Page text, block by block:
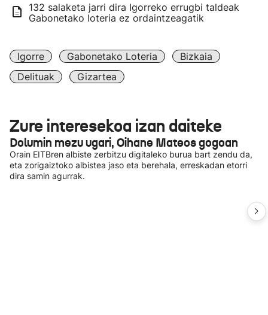
132 salaketa jarri dira Igorreko errugbi taldeak
Gabonetako loteria ez ordaintzeagatik
Igorre Gabonetako Loteria
Bizkaia
Delituak
Gizartea
Zure interesekoa izan daiteke
Dolumin mezu ugari, Oihane Mateos gogoan
Orain EITBren albiste zerbitzu digitaleko burua bart zendu da,
eta zorigaiztoko albistea jaso eta berehala, erreskadan etorri
dira samin agurrak.